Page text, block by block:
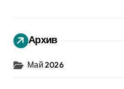
Архив
Май 2026